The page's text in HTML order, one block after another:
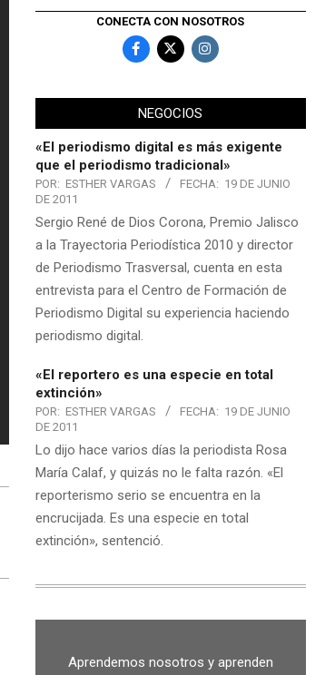
CONECTA CON NOSOTROS
NEGOCIOS
«El periodismo digital es más exigente
que el periodismo tradicional»
POR: ESTHER VARGAS FECHA: 19 DE JUNIO
DE 2011
Sergio René de Dios Corona, Premio Jalisco
a la Trayectoria Periodística 2010 y director
de Periodismo Trasversal, cuenta en esta
entrevista para el Centro de Formación de
Periodismo Digital su experiencia haciendo
periodismo digital.
«El reportero es una especie en total
extinción»
POR: ESTHER VARGAS FECHA: 19 DE JUNIO
DE 2011
Lo dijo hace varios días la periodista Rosa
María Calaf, y quizás no le falta razón. «El
reporterismo serio se encuentra en la
encrucijada. Es una especie en total
extinción», sentenció.
Aprendemos nosotros y aprenden